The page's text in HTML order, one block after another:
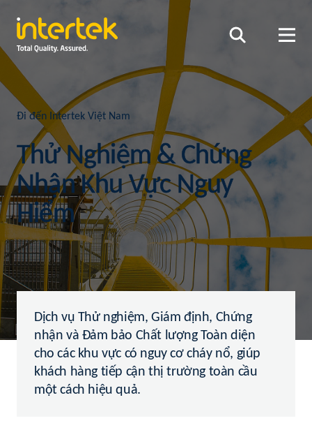
Đi đến Intertek Việt Nam
Thử Nghiệm & Chứng
Nhận Khu Vực Nguy
Hiểm
Dịch vụ Thử nghiệm, Giám định, Chứng
nhận và Đảm bảo Chất lượng Toàn diện
cho các khu vực có nguy cơ cháy nổ, giúp
khách hàng tiếp cận thị trường toàn cầu
một cách hiệu quả.